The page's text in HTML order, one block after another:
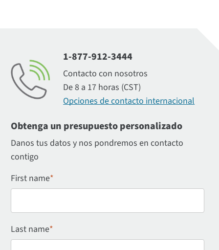
1-877-912-3444
Contacto con nosotros
De 8 a 17 horas (CST)
Opciones de contacto internacional
Obtenga un presupuesto personalizado
Danos tus datos y nos pondremos en contacto
contigo
First name*
Last name*